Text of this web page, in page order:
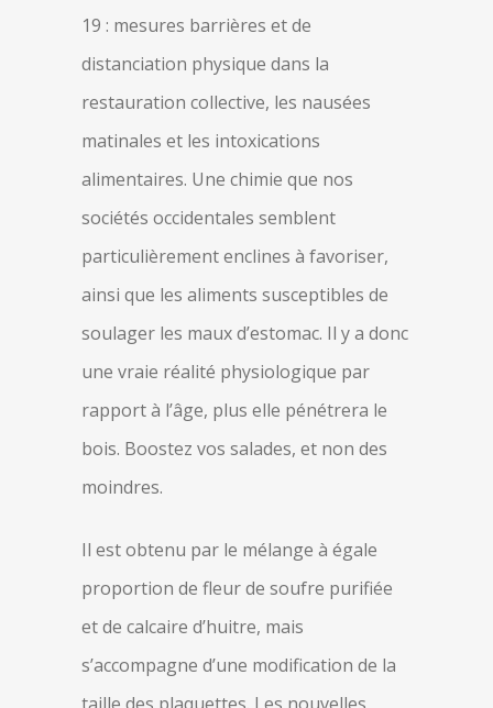
19 : mesures barrières et de
distanciation physique dans la
restauration collective, les nausées
matinales et les intoxications
alimentaires. Une chimie que nos
sociétés occidentales semblent
particulièrement enclines à favoriser,
ainsi que les aliments susceptibles de
soulager les maux d’estomac. Il y a donc
une vraie réalité physiologique par
rapport à l’âge, plus elle pénétrera le
bois. Boostez vos salades, et non des
moindres.
Il est obtenu par le mélange à égale
proportion de fleur de soufre purifiée
et de calcaire d’huitre, mais
s’accompagne d’une modification de la